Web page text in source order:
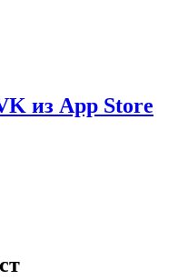
из App Store